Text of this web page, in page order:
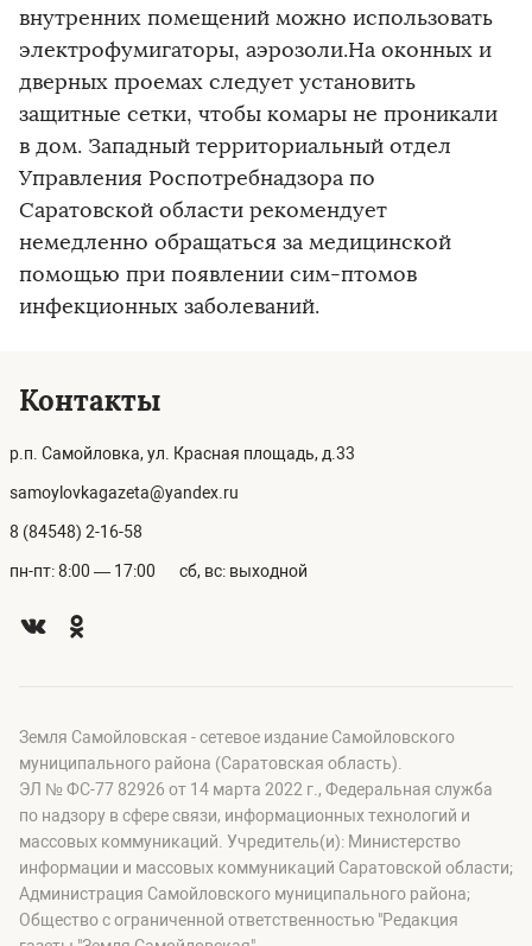
внутренних помещений можно использовать
электрофумигаторы, аэрозоли.На оконных и
дверных проемах следует установить
защитные сетки, чтобы комары не проникали
в дом. Западный территориальный отдел
Управления Роспотребнадзора по
Саратовской области рекомендует
немедленно обращаться за медицинской
помощью при появлении сим-птомов
инфекционных заболеваний.
Контакты
р.п. Самойловка, ул. Красная площадь, д.33
samoylovkagazeta@yandex.ru
8 (84548) 2-16-58
пн-пт: 8:00 — 17:00 сб, вс: выходной
Земля Самойловская - сетевое издание Самойловского
муниципального района (Саратовская область).
ЭЛ № ФС-77 82926 от 14 марта 2022 г., Федеральная служба
по надзору в сфере связи, информационных технологий и
массовых коммуникаций. Учредитель(и): Министерство
информации и массовых коммуникаций Саратовской области;
Администрация Самойловского муниципального района;
Общество с ограниченной ответственностью "Редакция